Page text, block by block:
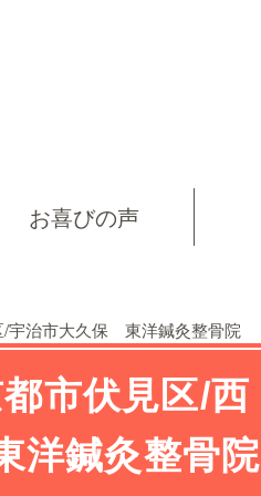
お喜びの声
宇治市大久保 東洋鍼灸整骨院
市伏見区/西
洋鍼灸整骨院